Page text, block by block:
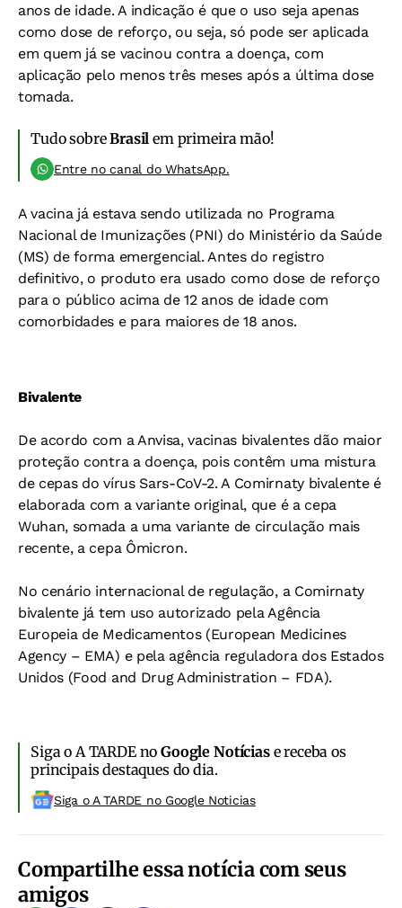
anos de idade. A indicação é que o uso seja apenas
como dose de reforço, ou seja, só pode ser aplicada
em quem já se vacinou contra a doença, com
aplicação pelo menos três meses após a última dose
tomada.
Tudo sobreBrasil em primeira mão!
Entre no canal do WhatsApp.
A vacina já estava sendo utilizada no Programa
Nacional de Imunizações (PNI) do Ministério da Saúde
(MS) de forma emergencial. Antes do registro
definitivo, o produto era usado como dose de reforço
para o público acima de 12 anos de idade com
comorbidades e para maiores de 18 anos.
Bivalente
De acordo com a Anvisa, vacinas bivalentes dão maior
proteção contra a doença, pois contêm uma mistura
de cepas do vírus Sars-CoV-2. A Comirnaty bivalente é
elaborada com a variante original, que é a cepa
Wuhan, somada a uma variante de circulação mais
recente, a cepa Ômicron.
No cenário internacional de regulação, a Comirnaty
bivalente já tem uso autorizado pela Agência
Europeia de Medicamentos (European Medicines
Agency – EMA) e pela agência reguladora dos Estados
Unidos (Food and Drug Administration – FDA).
Siga o A TARDE noGoogle Notíciase receba os
principais destaques do dia.
Siga o A TARDE no Google Noticias
Compartilhe essa notícia com seus
amigos